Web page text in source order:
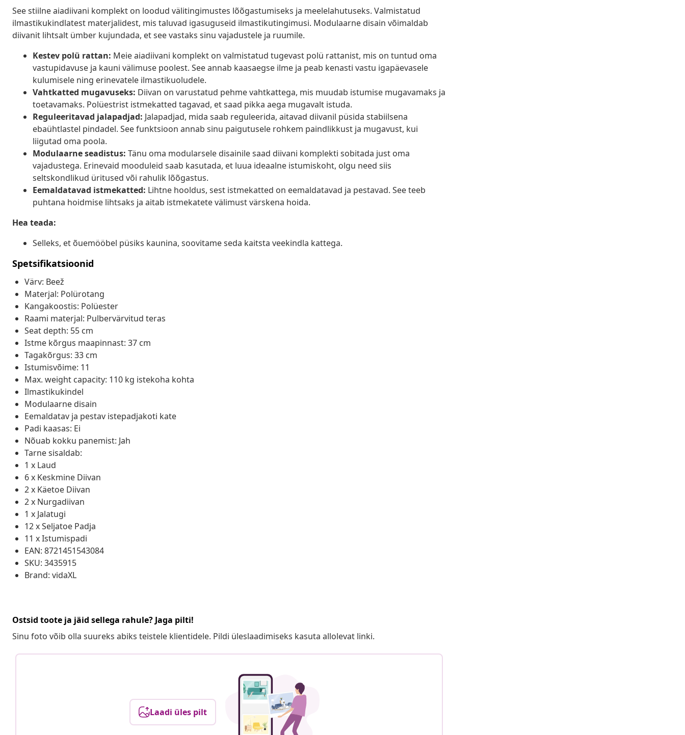
See stiilne aiadiivani komplekt on loodud välitingimustes lõõgastumiseks ja meelelahutuseks. Valmistatud
ilmastikukindlatest materjalidest, mis taluvad igasuguseid ilmastikutingimusi. Modulaarne disain võimaldab
diivanit lihtsalt ümber kujundada, et see vastaks sinu vajadustele ja ruumile.
Kestev polü rattan: Meie aiadiivani komplekt on valmistatud tugevast polü rattanist, mis on tuntud oma
vastupidavuse ja kauni välimuse poolest. See annab kaasaegse ilme ja peab kenasti vastu igapäevasele
kulumisele ning erinevatele ilmastikuoludele.
Vahtkatted mugavuseks: Diivan on varustatud pehme vahtkattega, mis muudab istumise mugavamaks ja
toetavamaks. Polüestrist istmekatted tagavad, et saad pikka aega mugavalt istuda.
Reguleeritavad jalapadjad: Jalapadjad, mida saab reguleerida, aitavad diivanil püsida stabiilsena
ebaühtlastel pindadel. See funktsioon annab sinu paigutusele rohkem paindlikkust ja mugavust, kui
liigutad oma poola.
Modulaarne seadistus: Tänu oma modularsele disainile saad diivani komplekti sobitada just oma
vajadustega. Erinevaid mooduleid saab kasutada, et luua ideaalne istumiskoht, olgu need siis
seltskondlikud üritused või rahulik lõõgastus.
Eemaldatavad istmekatted: Lihtne hooldus, sest istmekatted on eemaldatavad ja pestavad. See teeb
puhtana hoidmise lihtsaks ja aitab istmekatete välimust värskena hoida.
Hea teada:
Selleks, et õuemööbel püsiks kaunina, soovitame seda kaitsta veekindla kattega.
Spetsifikatsioonid
Värv: Beež
Materjal: Polürotang
Kangakoostis: Polüester
Raami materjal: Pulbervärvitud teras
Seat depth: 55 cm
Istme kõrgus maapinnast: 37 cm
Tagakõrgus: 33 cm
Istumisvõime: 11
Max. weight capacity: 110 kg istekoha kohta
Ilmastikukindel
Modulaarne disain
Eemaldatav ja pestav istepadjakoti kate
Padi kaasas: Ei
Nõuab kokku panemist: Jah
Tarne sisaldab:
1 x Laud
6 x Keskmine Diivan
2 x Käetoe Diivan
2 x Nurgadiivan
1 x Jalatugi
12 x Seljatoe Padja
11 x Istumispadi
EAN: 8721451543084
SKU: 3435915
Brand: vidaXL
Ostsid toote ja jäid sellega rahule? Jaga pilti!
Sinu foto võib olla suureks abiks teistele klientidele. Pildi üleslaadimiseks kasuta allolevat linki.
Laadi üles pilt